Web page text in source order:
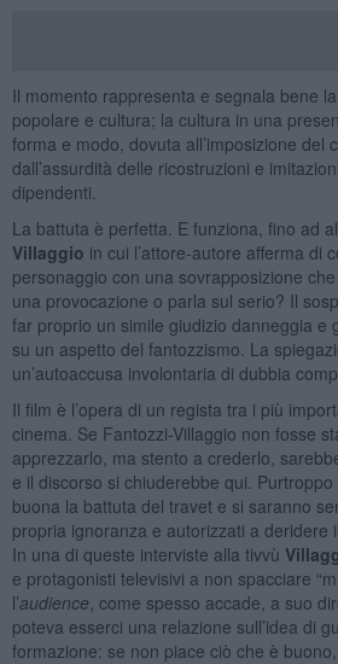
Il momento rappresenta e segnala bene
popolare e cultura; la cultura in una
forma e modo, dovuta all’imposizione del
dall’assurdità delle ricostruzioni e
dipendenti.
La battuta è perfetta. E funziona, fino ad
Villaggio in cui l’attore-autore afferma di
personaggio con una sovrapposizione
una provocazione o parla sul serio? Il
far proprio un simile giudizio danneggia e
su un aspetto del fantozzismo. La
un’autoaccusa involontaria di dubbia
Il film è l’opera di un regista tra i più
cinema. Se Fantozzi-Villaggio non fosse
apprezzarlo, ma stento a crederlo,
e il discorso si chiuderebbe qui.
buona la battuta del travet e si saranno
propria ignoranza e autorizzati a deridere
In una di queste interviste alla tivvù
e protagonisti televisivi a non spacciare
l’audience , come spesso accade, a suo
poteva esserci una relazione sull’idea di
formazione: se non piace ciò che è